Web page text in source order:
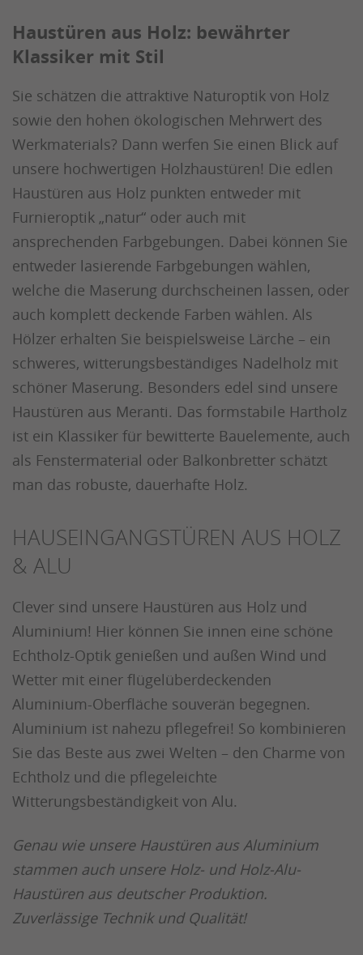
Haustüren aus Holz: bewährter
Klassiker mit Stil
Sie schätzen die attraktive Naturoptik von Holz
sowie den hohen ökologischen Mehrwert des
Werkmaterials? Dann werfen Sie einen Blick auf
unsere hochwertigen Holzhaustüren! Die edlen
Haustüren aus Holz punkten entweder mit
Furnieroptik „natur“ oder auch mit
ansprechenden Farbgebungen. Dabei können Sie
entweder lasierende Farbgebungen wählen,
welche die Maserung durchscheinen lassen, oder
auch komplett deckende Farben wählen. Als
Hölzer erhalten Sie beispielsweise Lärche – ein
schweres, witterungsbeständiges Nadelholz mit
schöner Maserung. Besonders edel sind unsere
Haustüren aus Meranti. Das formstabile Hartholz
ist ein Klassiker für bewitterte Bauelemente, auch
als Fenstermaterial oder Balkonbretter schätzt
man das robuste, dauerhafte Holz.
HAUSEINGANGSTÜREN AUS HOLZ
& ALU
Clever sind unsere Haustüren aus Holz und
Aluminium! Hier können Sie innen eine schöne
Echtholz-Optik genießen und außen Wind und
Wetter mit einer flügelüberdeckenden
Aluminium-Oberfläche souverän begegnen.
Aluminium ist nahezu pflegefrei! So kombinieren
Sie das Beste aus zwei Welten – den Charme von
Echtholz und die pflegeleichte
Witterungsbeständigkeit von Alu.
Genau wie unsere Haustüren aus Aluminium
stammen auch unsere Holz- und Holz-Alu-
Haustüren aus deutscher Produktion.
Zuverlässige Technik und Qualität!